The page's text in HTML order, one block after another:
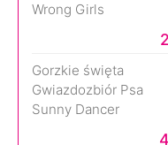
Wrong Girls
Gorzkie święta
Gwiazdozbiór Psa
Sunny Dancer